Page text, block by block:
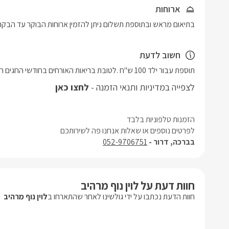
ארוחות
בתיאום מראש ובתוספת תשלום ניתן להזמין ארוחות הבוקר עד
חשוב לדעת
תוספת עבור ילד 100 ש"ח .לטובת בריאות האורחים בחודשי החגים המתחם נמכר באופן מלא בלבד!!!
לצפייה במדיניות ותנאי הזמנה - לחצו כאן
הזמנות טלפוניות בלבד
לפרטים נוספים או שאלות אנחנו פה לשירותכם
בברכה, דרור -052-9706751
חוות דעת על לוין נוף מרהיב
חוות הדעת נכתבו על ידי גולשינו לאחר שהתארחו בלוין נוף מרהיב